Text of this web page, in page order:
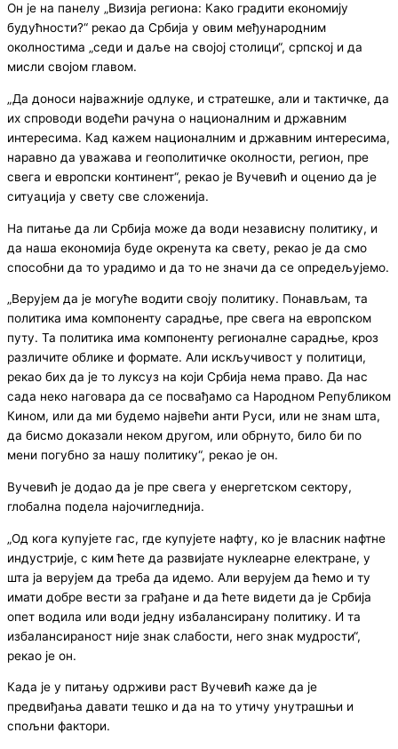
Он је на панелу „Визија региона: Како градити економију
будућности?“ рекао да Србија у овим међународним
околностима „седи и даље на својој столици“, српској и да
мисли својом главом.
„Да доноси најважније одлуке, и стратешке, али и тактичке, да
их спроводи водећи рачуна о националним и државним
интересима. Кад кажем националним и државним интересима,
наравно да уважава и геополитичке околности, регион, пре
свега и европски континент“, рекао је Вучевић и оценио да је
ситуација у свету све сложенија.
На питање да ли Србија може да води независну политику, и
да наша економија буде окренута ка свету, рекао је да смо
способни да то урадимо и да то не значи да се опредељујемо.
„Верујем да је могуће водити своју политику. Понављам, та
политика има компоненту сарадње, пре свега на европском
путу. Та политика има компоненту регионалне сарадње, кроз
различите облике и формате. Али искључивост у политици,
рекао бих да је то луксуз на који Србија нема право. Да нас
сада неко наговара да се посвађамо са Народном Републиком
Кином, или да ми будемо највећи анти Руси, или не знам шта,
да бисмо доказали неком другом, или обрнуто, било би по
мени погубно за нашу политику“, рекао је он.
Вучевић је додао да је пре свега у енергетском сектору,
глобална подела најочигледнија.
„Од кога купујете гас, где купујете нафту, ко је власник нафтне
индустрије, с ким ћете да развијате нуклеарне електране, у
шта ја верујем да треба да идемо. Али верујем да ћемо и ту
имати добре вести за грађане и да ћете видети да је Србија
опет водила или води једну избалансирану политику. И та
избалансираност није знак слабости, него знак мудрости“,
рекао је он.
Када је у питању одрживи раст Вучевић каже да је
предвиђања давати тешко и да на то утичу унутрашњи и
спољни фактори.